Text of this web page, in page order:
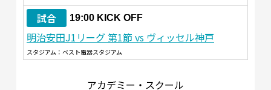
試合
19:00 KICK OFF
明治安田J1リーグ 第1節 vs ヴィッセル神戸
スタジアム：ベスト電器スタジアム
アカデミー・スクール